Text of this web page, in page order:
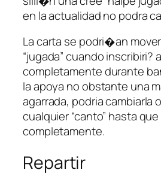
en la actualidad no podra
La carta se podri�an
“jugada” cuando inscribiri?
completamente durante
la apoya no obstante una
agarrada, podria cambiarla
cualquier “canto” hasta
completamente.
Repartir